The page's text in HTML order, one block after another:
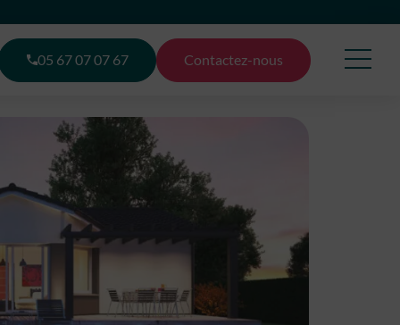
05 67 07 07 67 Contactez-nous